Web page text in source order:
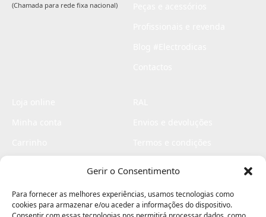
Gerir o Consentimento
Para fornecer as melhores experiências, usamos tecnologias como
cookies para armazenar e/ou aceder a informações do dispositivo.
(Chamada para rede fixa nacional)
Livro de elogios